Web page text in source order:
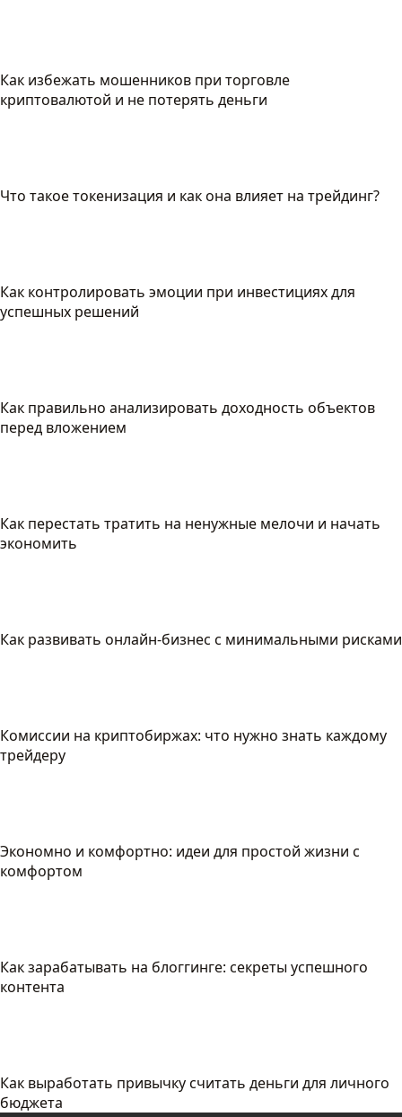
Как избежать мошенников при торговле
криптовалютой и не потерять деньги
Что такое токенизация и как она влияет на трейдинг?
Как контролировать эмоции при инвестициях для
успешных решений
Как правильно анализировать доходность объектов
перед вложением
Как перестать тратить на ненужные мелочи и начать
экономить
Как развивать онлайн-бизнес с минимальными рисками
Комиссии на криптобиржах: что нужно знать каждому
трейдеру
Экономно и комфортно: идеи для простой жизни с
комфортом
Как зарабатывать на блоггинге: секреты успешного
контента
Как выработать привычку считать деньги для личного
бюджета